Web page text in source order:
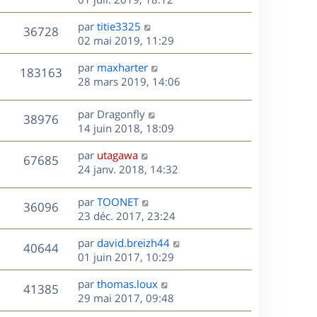
a
g
e
e
s
s
a
g
e
e
r
m
e
s
s
e
u
e
s
r
n
i
e
r
m
e
s
s
a
g
e
36728V
u
e
D
e
r
n
i
e
r
m
e
s
s
e
par titie3325
02 mai 2019, 11:29
183163V
u
D
e
n
i
e
r
m
s
a
e
par maxharter
28 mars 2019, 14:06
38976V
u
D
e
r
n
i
e
r
m
e
s
s
a
g
e
par Dragonfly
14 juin 2018, 18:09
67685V
u
e
D
e
n
i
e
r
m
e
s
s
a
par utagawa
24 janv. 2018, 14:32
36096V
u
D
e
r
n
i
e
r
m
e
par TOONET
23 déc. 2017, 23:24
40644V
u
D
e
r
n
i
e
par david.breizh44
01 juin 2017, 10:29
41385V
u
D
e
r
par thomas.loux
29 mai 2017, 09:48